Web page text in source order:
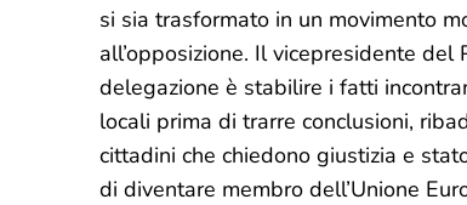
si sia trasformato in un movimento
all’opposizione. Il vicepresidente
delegazione è stabilire i fatti
locali prima di trarre conclusioni,
cittadini che chiedono giustizia e
di diventare membro dell’Unione